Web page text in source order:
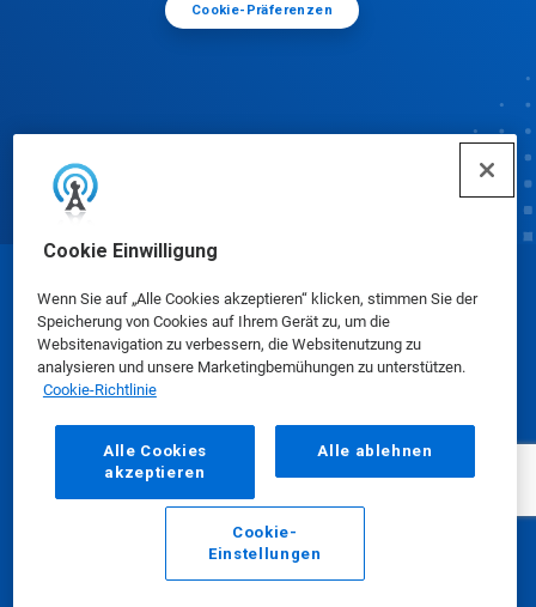
Cookie Einwilligung
Wenn Sie auf „Alle Cookies akzeptieren“ klicken, stimmen Sie der
Speicherung von Cookies auf Ihrem Gerät zu, um die
Websitenavigation zu verbessern, die Websitenutzung zu
analysieren und unsere Marketingbemühungen zu unterstützen.
Cookie-Richtlinie
Alle Cookies
akzeptieren
Alle ablehnen
Cookie-
Einstellungen
Cookie-Präferenzen
E-Mail Anrufen
© Ecolab Inc. 2025
Sicherheitsdatenblätter|Datenschutzrichtlinie